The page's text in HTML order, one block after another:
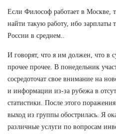
Если Философ работает в Москве,
найти такую работу, ибо
России в среднем..
И говорят, что я им должен, что в
прочее прочее. В понедельник
сосредоточат свое внимание на
и информации из-за рубежа в
статистики. После этого
выход из группы обострилась. Я
различные услуги по вопросам